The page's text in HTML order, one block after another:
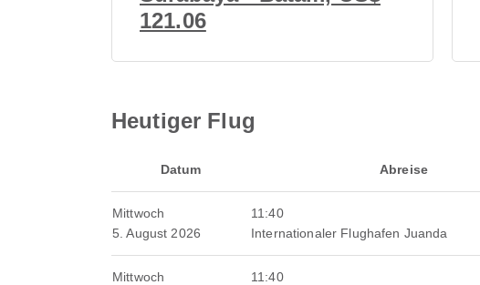
121.06
Heutiger Flug
Datum Abreise
Mittwoch
5. August 2026
11:40
Internationaler Flughafen Juanda
Mittwoch
11:40